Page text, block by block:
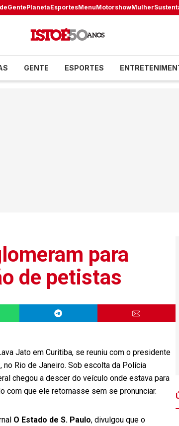
GentePlanetaEsportesMenuMotorshowMulher
GENTE ESPORTES
para
de petistas
Jato em Curitiba, se reuniu com o presidente
no Rio de Janeiro. Sob escolta da Polícia
chegou a descer do veículo onde estava para
com que ele retornasse sem se pronunciar.
O Estado de S. Paulo, divulgou que o